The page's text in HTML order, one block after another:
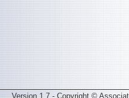
Version 1.7 - Copyright ©